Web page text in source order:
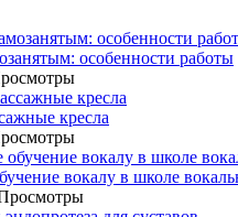
особенности работы
кресла
вокалу в школе